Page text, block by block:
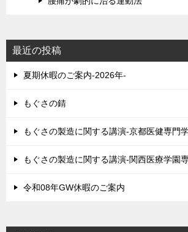
最近の投稿
夏期休暇のご案内-2026年-
もぐさの錆
もぐさの製造に関する講演-京都医健専門
もぐさの製造に関する講演-関西医療学園
令和08年GW休暇のご案内